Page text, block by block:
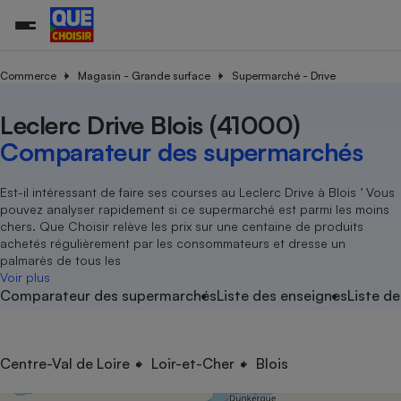
Commerce Magasin - Grande surface Supermarché - Drive
Leclerc Drive Blois (41000)
Comparateur des supermarchés
Est-il intéressant de faire ses courses au Leclerc Drive à Blois ’ Vous
pouvez analyser rapidement si ce supermarché est parmi les moins
chers. Que Choisir relève les prix sur une centaine de produits
achetés régulièrement par les consommateurs et dresse un
palmarès de tous les
Voir plus
Comparateur des supermarchésListe des enseignesListe
Centre-Val de Loire Loir-et-Cher Blois
Nutrition
Assurance auto
Magasin - Grande surface
Méthode de vente -
Organismes de défense
Système judiciairegratuit
Déchet
Achat - Vente - Travaux
Location
Sport
électrique
Démarche administrative
Senior
Service marchand
Train
Transport aérien
Toutes les actualités
Enquêtes
Guides d'achat
Conseils
Brèves
Tous les services
Soumettre un litige
Lettres types
Rencontrer une association locale
Tous nos combats
Nos actions
Nos grandes victoires
Les billets de la présidente
Nos associations locales
Nous rejoindre
En savoir plus sur Que Choisir Ensemble
L’association
Nos missions
Notre méthodologie
Notre financement
Nos partenaires
Nous rejoindre